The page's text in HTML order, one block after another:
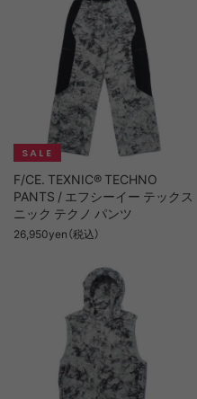
F/CE. TEXNIC® TECHNO
PANTS / エフシーイー テックス
ニック テクノ パンツ
26,950yen（税込）